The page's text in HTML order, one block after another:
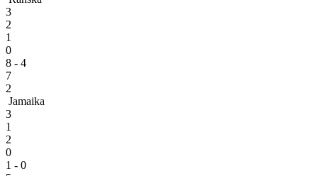
3
2
1
0
8 - 4
7
2
Jamaika
3
1
2
0
1 - 0